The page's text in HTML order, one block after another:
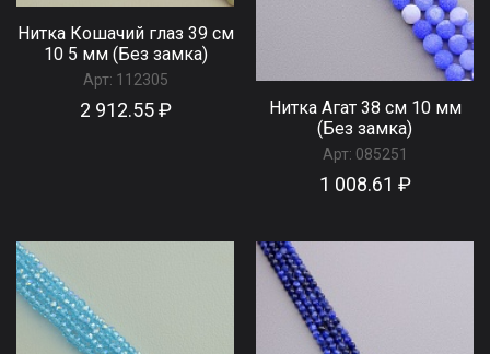
Нитка Кошачий глаз 39 см
10 5 мм (Без замка)
Арт: 112305
2 912.55 ₽
Нитка Агат 38 см 10 мм
(Без замка)
Арт: 085251
1 008.61 ₽